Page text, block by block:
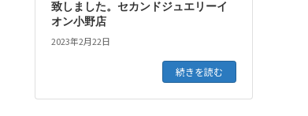
致しました。セカンドジュエリーイ
オン小野店
2023年2月22日
続きを読む